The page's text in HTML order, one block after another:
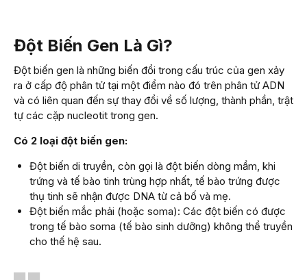
Đột Biến Gen Là Gì?
Đột biến gen là những biến đổi trong cấu trúc của gen xảy
ra ở cấp độ phân tử tại một điểm nào đó trên phân tử ADN
và có liên quan đến sự thay đổi về số lượng, thành phần, trật
tự các cặp nucleotit trong gen.
Có 2 loại đột biến gen:
Đột biến di truyền, còn gọi là đột biến dòng mầm, khi
trứng và tế bào tinh trùng hợp nhất, tế bào trứng được
thụ tinh sẽ nhận được DNA từ cả bố và mẹ.
Đột biến mắc phải (hoặc soma): Các đột biến có được
trong tế bào soma (tế bào sinh dưỡng) không thể truyền
cho thế hệ sau.